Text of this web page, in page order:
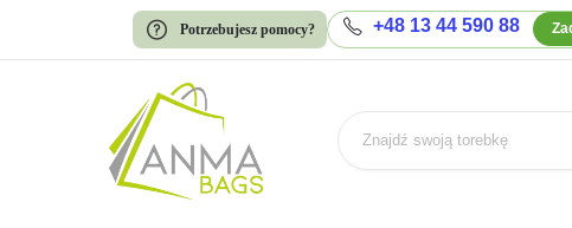
Potrzebujesz pomocy? +48 13 44 590 88